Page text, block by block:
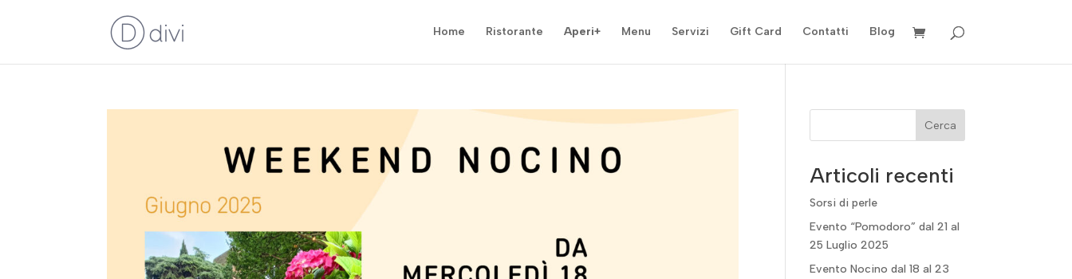
Home Ristorante Aperi+ Menu Servizi Gift Card Contatti Blog
Cerca
Articoli recenti
Sorsi di perle
Evento “Pomodoro” dal 21 al
25 Luglio 2025
Evento Nocino dal 18 al 23